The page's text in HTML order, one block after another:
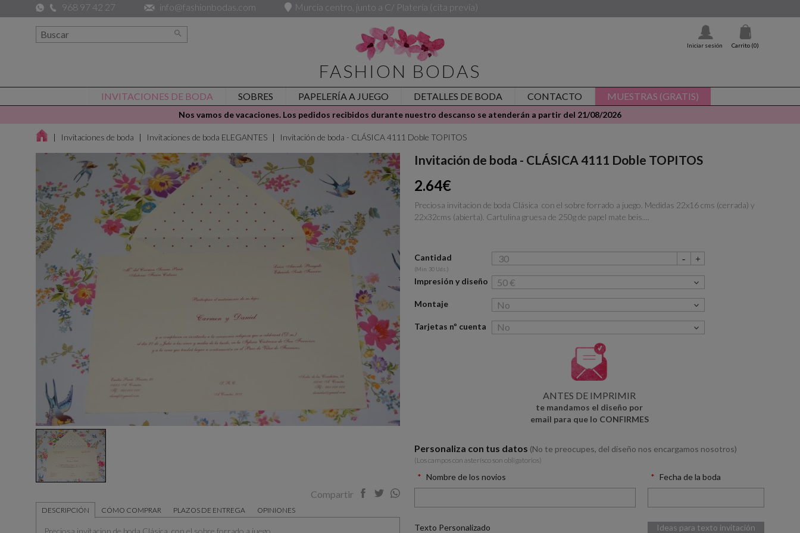
968 97 42 27 info@fashionbodas.com Murcia centro, junto a C/ Platería (cita previa)

Iniciar sesión Carrito (0)
FASHION BODAS
INVITACIONES DE BODA SOBRES PAPELERÍA A JUEGO DETALLES DE BODA CONTACTO MUESTRAS (GRATIS)
Nos vamos de vacaciones. Los pedidos recibidos durante nuestro descanso se atenderán a partir del 21/08/2026
Invitaciones de boda Invitaciones de boda ELEGANTES Invitación de boda - CLÁSICA 4111 Doble TOPITOS
Compartir
DESCRIPCIÓN CÓMO COMPRAR PLAZOS DE ENTREGA OPINIONES
Preciosa invitacion de boda Clásica con el sobre forrado a juego.
Invitación de boda - CLÁSICA 4111 Doble TOPITOS
2.64€
Preciosa invitacion de boda Clásica con el sobre forrado a juego. Medidas 22x16 cms (cerrada) y
22x32cms (abierta). Cartulina gruesa de 250g de papel mate beis....
Cantidad
(Min. 30 Uds.)
Impresión y diseño
Montaje
Tarjetas nº cuenta
ANTES DE IMPRIMIR
te mandamos el diseño por
email para que lo CONFIRMES
Personaliza con tus datos (No te preocupes, del diseño nos encargamos nosotros)
(Los campos con asterísco son obligatorios)
Nombre de los novios Fecha de la boda
Texto Personalizado Ideas para texto invitación